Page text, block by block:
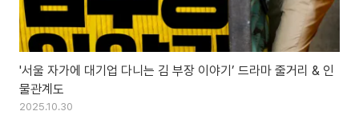
'서울 자가에 대기업 다니는 김 부장 이야기’ 드라마 줄거리 & 인
물관계도
2025.10.30